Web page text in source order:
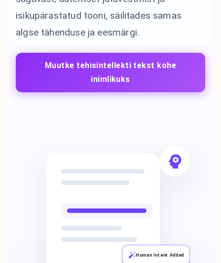
isikupärastatud tooni, säilitades samas
algse tähenduse ja eesmärgi.
Muutke tehisintellekti tekst kohe
inimlikuks
Human Intent Added